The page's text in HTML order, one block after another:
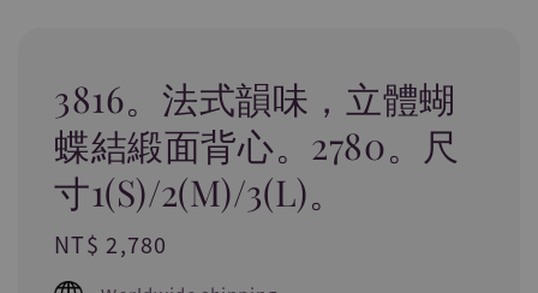
3816。法式韻味，立體蝴
蝶結緞面背心。2780。尺
寸1(S)/2(M)/3(L)。
Regular
price
NT$ 2,780